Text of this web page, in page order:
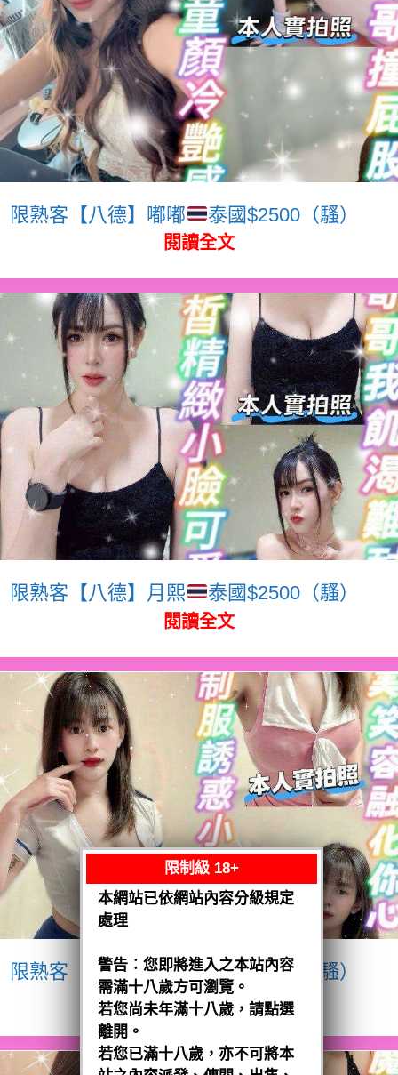
限熟客【八德】嘟嘟 泰國$2500（騷）
閱讀全文
限熟客【八德】月熙 泰國$2500（騷）
閱讀全文
限熟客【八德】宥瑄 泰國$2500（騷）
閱讀全文
限制級 18+
本網站已依網站內容分級規定
處理
警告︰您即將進入之本站內容
需滿十八歲方可瀏覽。
若您尚未年滿十八歲，請點選
離開。
若您已滿十八歲，亦不可將本